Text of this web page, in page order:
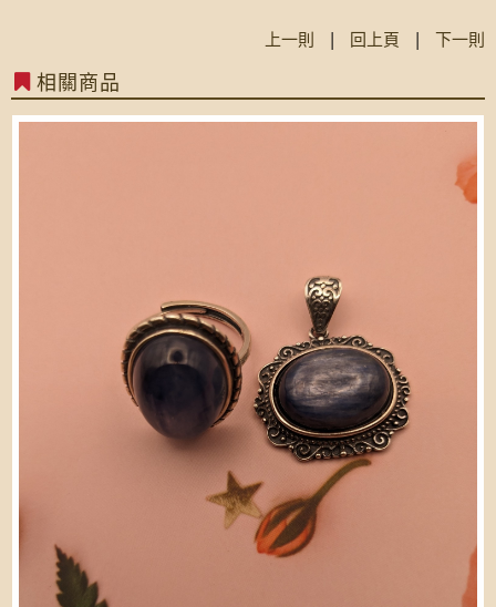
上一則 | 回上頁 | 下一則
相關商品